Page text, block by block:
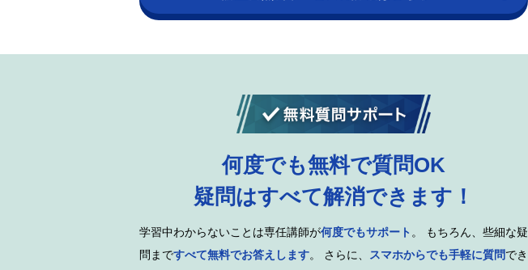
何度でも無料で質問OK
疑問はすべて解消できます！
学習中わからないことは専任講師が何度でもサポート 。 もちろん、些細な疑
問まですべて無料でお答えします。 さらに、 スマホからでも手軽に質問でき